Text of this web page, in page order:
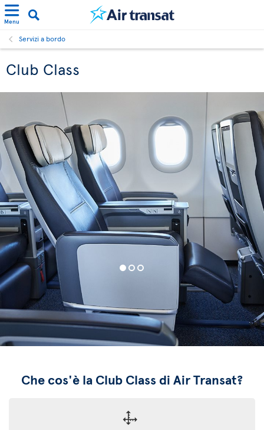
Menu
Servizi a bordo
Club Class
Che cos'è la Club Class di Air Transat?